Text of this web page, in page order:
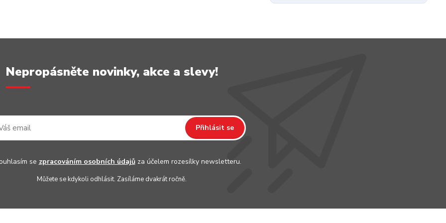
Nepropásněte novinky, akce a slevy!
Přihlásit se
se zpracováním osobních údajůza účelem rozesílky newsletteru.
Můžete se kdykoli odhlásit. Zasíláme dvakrát ročně.